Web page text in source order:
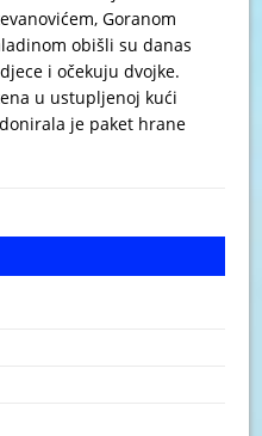
Goranom
obišli su danas
i očekuju dvojke.
u ustupljenoj kući
je paket hrane